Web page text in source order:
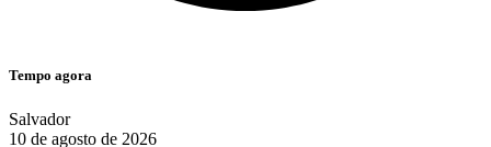
Tempo agora
Salvador
10 de agosto de 2026